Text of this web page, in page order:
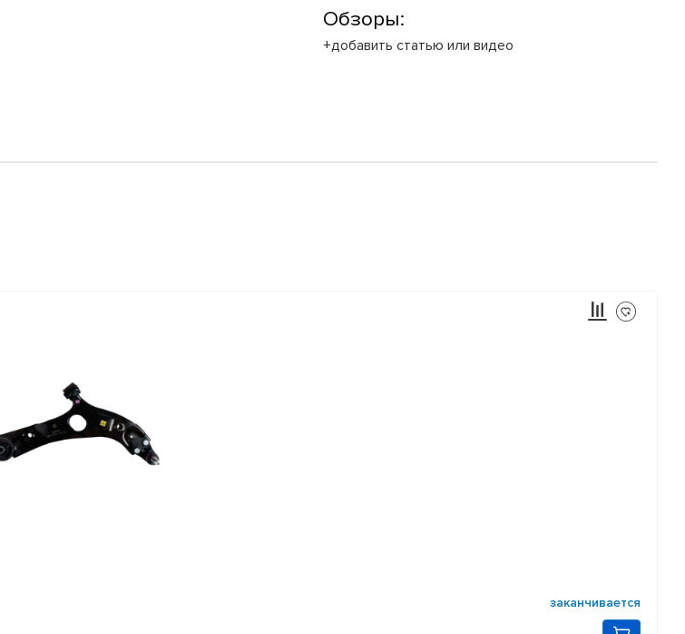
Обзоры:
+добавить статью или видео
заканчивается